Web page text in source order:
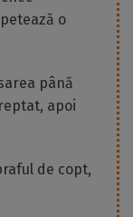
o
până
apoi
de copt,